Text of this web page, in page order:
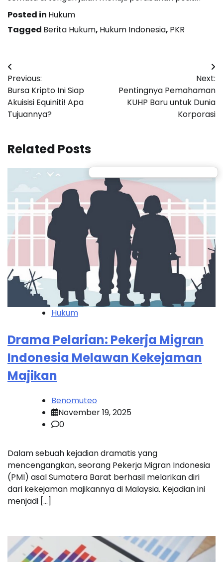
Posted in Hukum
Tagged Berita Hukum, Hukum Indonesia, PKR
Post
navigation
Previous:
Bursa Kripto Ini Siap
Akuisisi Equiniti! Apa
Tujuannya?
Next:
Pentingnya Pemahaman
KUHP Baru untuk Dunia
Korporasi
Related Posts
Hukum
Drama Pelarian: Pekerja Migran
Indonesia Melawan Kekejaman
Majikan
Benomuteo
November 19, 2025
0
Dalam sebuah kejadian dramatis yang
mencengangkan, seorang Pekerja Migran Indonesia
(PMI) asal Sumatera Barat berhasil melarikan diri
dari kekejaman majikannya di Malaysia. Kejadian ini
menjadi […]